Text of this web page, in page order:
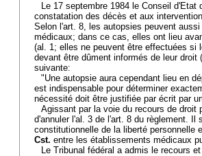
Le 17 septembre 1984 le Conseil
constatation des décès et aux
Selon l'art. 8, les autopsies peuvent
médicaux; dans ce cas, elles ont lieu
(al. 1; elles ne peuvent être effectuées si
devant être dûment informés de leur
suivante:
"Une autopsie aura cependant lieu en
est indispensable pour déterminer
nécessité doit être justifiée par écrit par
Agissant par la voie du recours de droit
d'annuler l'al. 3 de l'art. 8 du règlement.
constitutionnelle de la liberté personnelle
Cst. entre les établissements médicaux
Le Tribunal fédéral a admis le recours